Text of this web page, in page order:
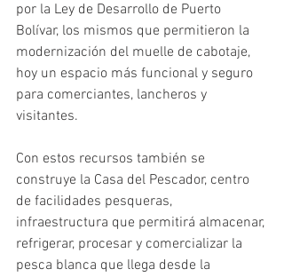
por la Ley de Desarrollo de Puerto
Bolívar, los mismos que permitieron la
modernización del muelle de cabotaje,
hoy un espacio más funcional y seguro
para comerciantes, lancheros y
visitantes.
Con estos recursos también se
construye la Casa del Pescador, centro
de facilidades pesqueras,
infraestructura que permitirá almacenar,
refrigerar, procesar y comercializar la
pesca blanca que llega desde la